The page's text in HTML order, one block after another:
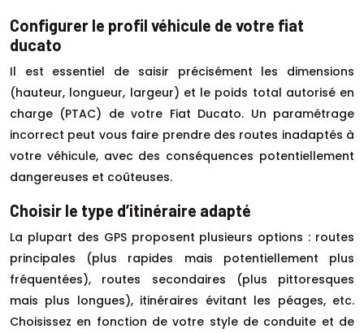
Configurer le profil véhicule de votre fiat
ducato
Il est essentiel de saisir précisément les dimensions
(hauteur, longueur, largeur) et le poids total autorisé en
charge (PTAC) de votre Fiat Ducato. Un paramétrage
incorrect peut vous faire prendre des routes inadaptés à
votre véhicule, avec des conséquences potentiellement
dangereuses et coûteuses.
Choisir le type d’itinéraire adapté
La plupart des GPS proposent plusieurs options : routes
principales (plus rapides mais potentiellement plus
fréquentées), routes secondaires (plus pittoresques
mais plus longues), itinéraires évitant les péages, etc.
Choisissez en fonction de votre style de conduite et de